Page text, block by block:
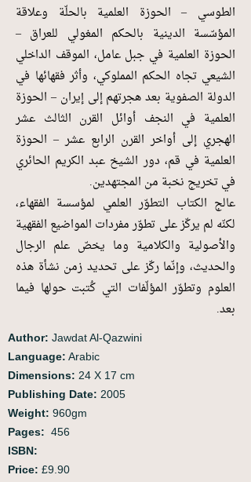
الطوسي – الحوزة العلمية بالحلّة وعلاقة
المؤسّسة الدينية بالحكم المغولي للعراق –
الحوزة العلمية في جبل عامل، الموقف الداخلي
الشيعي تجاه الحكم المملوكي، وأثر فقهائها في
الدولة الصفوية بعد هجرتهم إلى إيران – الحوزة
العلمية في النجف أوائل القرن الثالث عشر
الهجري إلى أواخر القرن الرابع عشر – الحوزة
العلمية في قم، دور الشيخ عبد الكريم الحائري
في تخريج نخبة من المجتهدين.
عالج الكتاب التطوّر العلمي لمؤسسة الفقهاء،
لكنّه لم يركّز على تطوّر مفردات المواضيع الفقهية
والأصولية والكلامية وما يخصّ علم الرجال
والحديث، وإنّما ركّز على تحديد زمن نشأة هذه
العلوم وتطوّر المؤلّفات التي كُتبت حولها فيما
بعد.
Author: Jawdat Al-Qazwini
Language: Arabic
Dimensions: 24 X 17 cm
Publishing Date: 2005
Weight: 960gm
Pages: 456
ISBN:
Price: £9.90